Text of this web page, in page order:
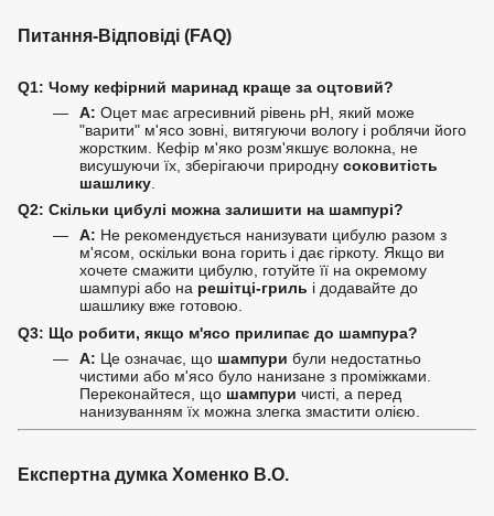
Питання-Відповіді (FAQ)
Q1: Чому кефірний маринад краще за оцтовий?
A: Оцет має агресивний рівень pH, який може
"варити" м'ясо зовні, витягуючи вологу і роблячи його
жорстким. Кефір м'яко розм'якшує волокна, не
висушуючи їх, зберігаючи природну соковитість
шашлику
Q2: Скільки цибулі можна залишити на шампурі?
A: Не рекомендується нанизувати цибулю разом з
м'ясом, оскільки вона горить і дає гіркоту. Якщо ви
хочете смажити цибулю, готуйте її на окремому
шампурі або на решітці-гриль і додавайте до
шашлику вже готовою.
Q3: Що робити, якщо м'ясо прилипає до шампура?
A: Це означає, що шампури були недостатньо
чистими або м'ясо було нанизане з проміжками.
Переконайтеся, що шампури чисті, а перед
нанизуванням їх можна злегка змастити олією.
Експертна думка Хоменко В.О.